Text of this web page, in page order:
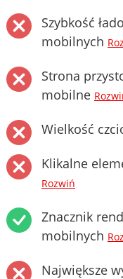
Szybkość
mobilnych
Strona
mobilne
Wielkość
Klikalne
Rozwiń
Znacznik
mobilnych
Największe